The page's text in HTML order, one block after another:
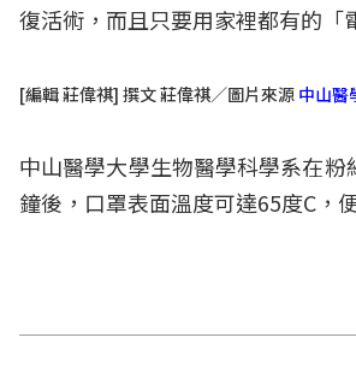
復活術，而且只要用家裡都有的「
[編輯 莊偉祺] 撰文 莊偉祺／圖片來源 中山醫
中山醫學大學生物醫學科學系在
鐘後，口罩表面溫度可達65度C，